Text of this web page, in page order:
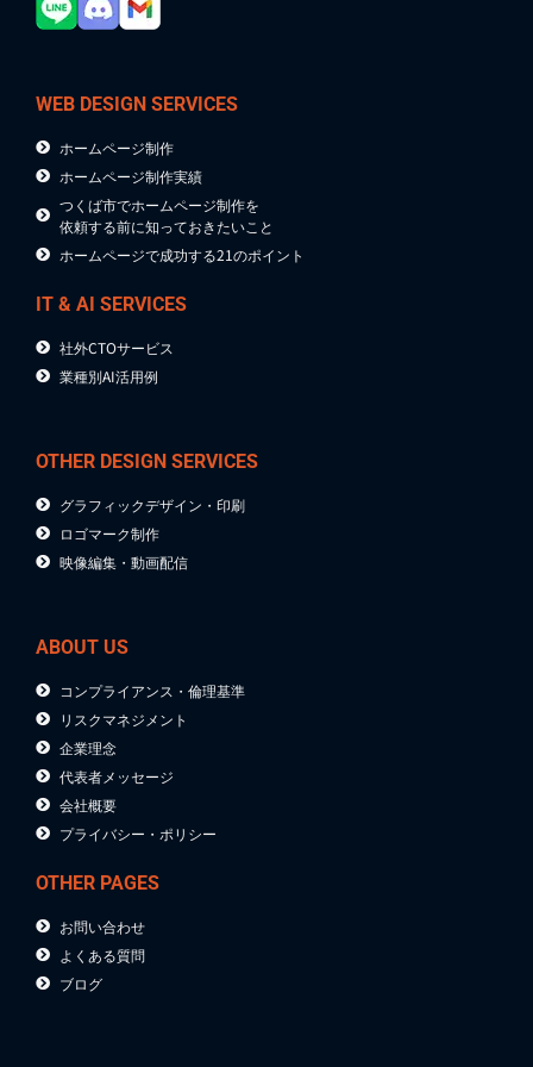
WEB DESIGN SERVICES
ホームページ制作
ホームページ制作実績
つくば市でホームページ制作を
依頼する前に知っておきたいこと
ホームページで成功する21のポイント
IT & AI SERVICES
社外CTOサービス
業種別AI活用例
OTHER DESIGN SERVICES
グラフィックデザイン・印刷
ロゴマーク制作
映像編集・動画配信
ABOUT US
コンプライアンス・倫理基準
リスクマネジメント
企業理念
代表者メッセージ
会社概要
プライバシー・ポリシー
OTHER PAGES
お問い合わせ
よくある質問
ブログ